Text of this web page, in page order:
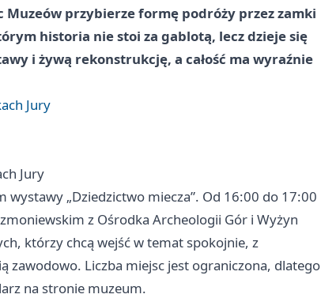
Muzeów przybierze formę podróży przez zamki
historia nie stoi za gablotą, lecz dzieje się
i żywą rekonstrukcję, a całość ma wyraźnie
Jury
Jury
wystawy „Dziedzictwo miecza”. Od 16:00 do 17:00
z Ośrodka Archeologii Gór i Wyżyn
którzy chcą wejść w temat spokojnie, z
zawodowo. Liczba miejsc jest ograniczona, dlatego
na stronie muzeum.